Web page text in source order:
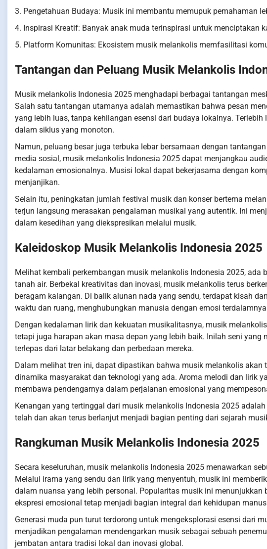
3. Pengetahuan Budaya: Musik ini membantu memupuk pemahaman
4. Inspirasi Kreatif: Banyak anak muda terinspirasi untuk menciptakan
5. Platform Komunitas: Ekosistem musik melankolis memfasilitasi
Tantangan dan Peluang Musik Melankolis
Musik melankolis Indonesia 2025 menghadapi berbagai tantangan
Salah satu tantangan utamanya adalah memastikan bahwa pesan
yang lebih luas, tanpa kehilangan esensi dari budaya lokalnya.
dalam siklus yang monoton.
Namun, peluang besar juga terbuka lebar bersamaan dengan
media sosial, musik melankolis Indonesia 2025 dapat menjangkau
kedalaman emosionalnya. Musisi lokal dapat bekerjasama dengan
menjanjikan.
Selain itu, peningkatan jumlah festival musik dan konser bertema
terjun langsung merasakan pengalaman musikal yang autentik. Ini
dalam kesedihan yang diekspresikan melalui musik.
Kaleidoskop Musik Melankolis Indonesia 2025
Melihat kembali perkembangan musik melankolis Indonesia 2025,
tanah air. Berbekal kreativitas dan inovasi, musik melankolis terus
beragam kalangan. Di balik alunan nada yang sendu, terdapat kisah
waktu dan ruang, menghubungkan manusia dengan emosi
Dengan kedalaman lirik dan kekuatan musikalitasnya, musik
tetapi juga harapan akan masa depan yang lebih baik. Inilah seni
terlepas dari latar belakang dan perbedaan mereka.
Dalam melihat tren ini, dapat dipastikan bahwa musik melankolis
dinamika masyarakat dan teknologi yang ada. Aroma melodi dan lirik
membawa pendengarnya dalam perjalanan emosional yang
Kenangan yang tertinggal dari musik melankolis Indonesia 2025
telah dan akan terus berlanjut menjadi bagian penting dari sejarah
Rangkuman Musik Melankolis Indonesia 2025
Secara keseluruhan, musik melankolis Indonesia 2025 menawarkan
Melalui irama yang sendu dan lirik yang menyentuh, musik ini
dalam nuansa yang lebih personal. Popularitas musik ini
ekspresi emosional tetap menjadi bagian integral dari kehidupan
Generasi muda pun turut terdorong untuk mengeksplorasi esensi dari
menjadikan pengalaman mendengarkan musik sebagai sebuah
jembatan antara tradisi lokal dan inovasi global.